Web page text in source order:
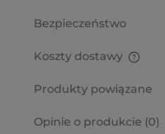
Bezpieczeństwo
Koszty dostawy
Produkty powiązane
Opinie o produkcie (0)